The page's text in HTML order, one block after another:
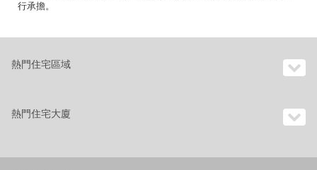
行承擔。
熱門住宅區域
熱門住宅大廈